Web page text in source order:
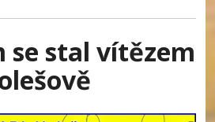
se stal vítězem